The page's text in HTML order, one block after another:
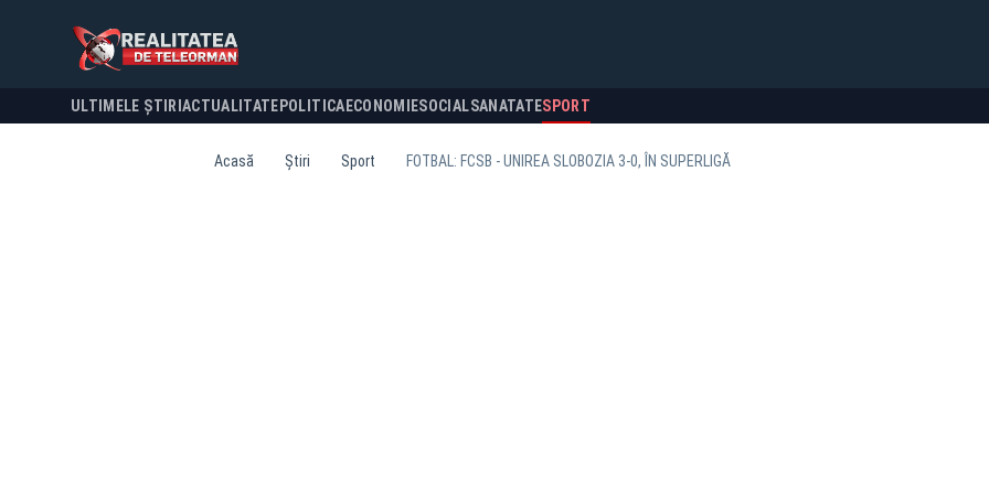
ULTIMELE ȘTIRI ACTUALITATE POLITICA ECONOMIESOCIALSANATATESPORT
Acasă Știri Sport FOTBAL: FCSB - UNIREA SLOBOZIA 3-0, ÎN SUPERLIGĂ